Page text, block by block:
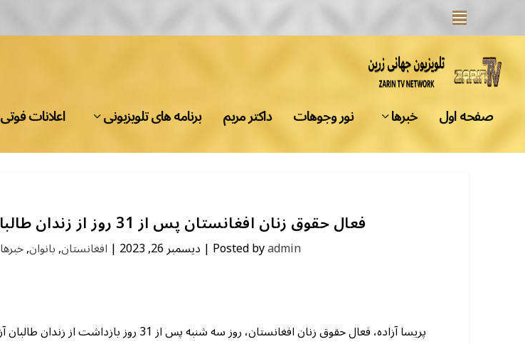
صفحه اول خبرها نور وجوهات داکتر مریم برنامه های تلویزیونی اعلانات فوتی
فعال حقوق زنان افغانستان پس از 31 روز از زندان طالبان آزاد شد
Posted byadmin
| دیسمبر 26, 2023 | افغانستان,بانوان,خبرها
پریسا آزاده، فعال حقوق زنان افغانستان، روز سه شنبه پس از 31 روز بازداشت از زندان طالبان آزاد شد. دشت برچی.